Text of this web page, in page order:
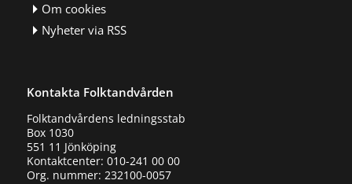
Om cookies
Nyheter via RSS
Kontakta Folktandvården
Folktandvårdens ledningsstab
Box 1030
551 11 Jönköping
Kontaktcenter: 010-241 00 00
Org. nummer: 232100-0057